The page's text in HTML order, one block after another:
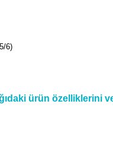
6)
ürün özelliklerini